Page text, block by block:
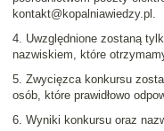
kontakt@kopalniawiedzy.pl.
4. Uwzględnione zostaną
nazwiskiem, które
5. Zwycięzca konkursu
osób, które prawidłowo
6. Wyniki konkursu oraz